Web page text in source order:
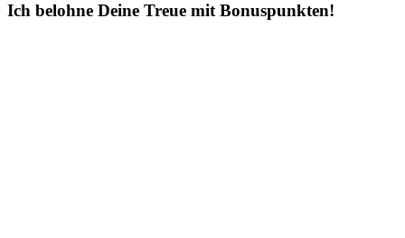
Ich belohne Deine Treue mit Bonuspunkten!